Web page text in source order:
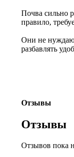
Почва сильно
правило,
Они не
разбавлять
Отзывы
Отзывы
Отзывов пока